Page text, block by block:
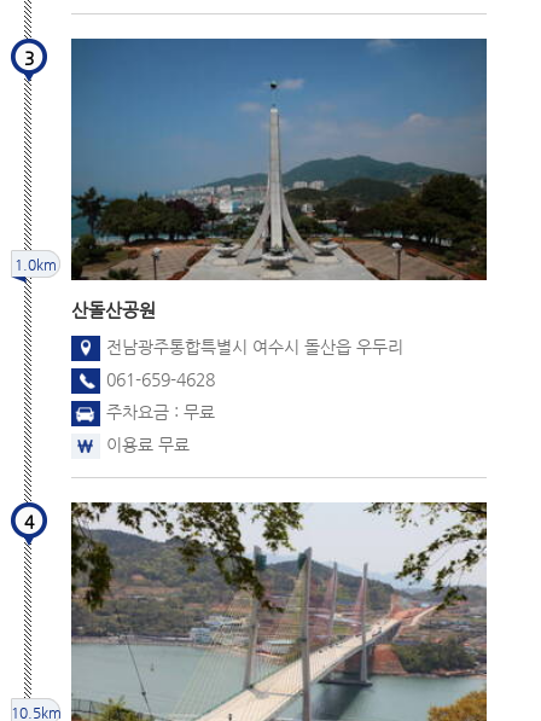
3
산돌산공원
전남광주통합특별시 여수시 돌산읍 우두리
061-659-4628
주차요금 : 무료
이용료 무료
1.0km
4
10.5km